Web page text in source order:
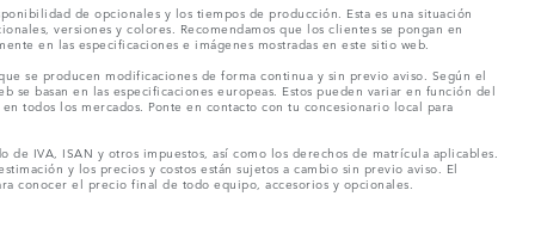
de opcionales y los tiempos de producción. Esta es una situación
versiones y colores. Recomendamos que los clientes se pongan en
en las especificaciones e imágenes mostradas en este sitio web.
se producen modificaciones de forma continua y sin previo aviso. Según el
basan en las especificaciones europeas. Estos pueden variar en función del
todos los mercados. Ponte en contacto con tu concesionario local para
IVA, ISAN y otros impuestos, así como los derechos de matrícula aplicables.
y los precios y costos están sujetos a cambio sin previo aviso. El
conocer el precio final de todo equipo, accesorios y opcionales.